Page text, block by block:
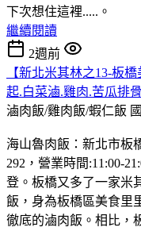
下次想住這裡.....。
繼續閱讀
2週前
【新北米其林之13-板
起.白菜滷.雞肉.苦瓜排
滷肉飯/雞肉飯/蝦仁飯
海山魯肉飯：新北市板
292，營業時間:11:00-
登。板橋又多了一家米
飯，身為板橋區美食里
徹底的滷肉飯。相比，